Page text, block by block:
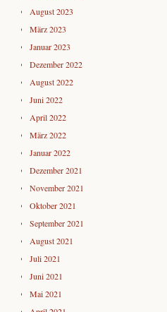
August 2023
März 2023
Januar 2023
Dezember 2022
August 2022
Juni 2022
April 2022
März 2022
Januar 2022
Dezember 2021
November 2021
Oktober 2021
September 2021
August 2021
Juli 2021
Juni 2021
Mai 2021